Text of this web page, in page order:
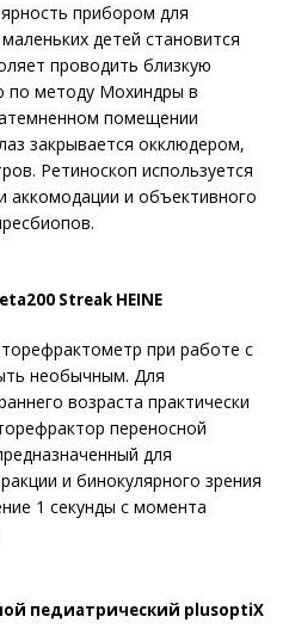
прибором для
детей становится
проводить близкую
по методу Мохиндры в
помещении
закрывается окклюдером,
Ретиноскоп используется
аккомодации и объективного
Streak HEINE
при работе с
необычным. Для
возраста практически
переносной
для
и бинокулярного зрения
1 секунды с момента
педиатрический plusoptiX